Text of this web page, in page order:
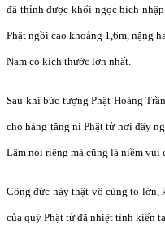
đã thỉnh được khối ngọc bích
Phật ngồi cao khoảng 1,6m, nặng
Nam có kích thước lớn nhất.
Sau khi bức tượng Phật Hoàng
cho hàng tăng ni Phật tử nơi đây
Lâm nói riêng mà cũng là niềm vui
Công đức này thật vô cùng to lớn,
của quý Phật tử đã nhiệt tình kiến